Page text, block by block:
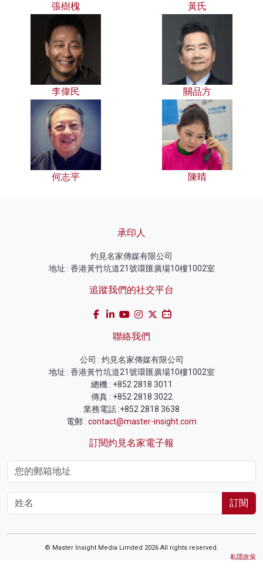
張樹槐 黃氏
李偉民 關品方
何志平 陳晴
承印人
灼見名家傳媒有限公司
地址 : 香港黃竹坑道21號環匯廣場10樓1002室
追蹤我們的社交平台
聯絡我們
公司 : 灼見名家傳媒有限公司
地址 : 香港黃竹坑道21號環匯廣場10樓1002室
總機 : +852 2818 3011
傳真 : +852 2818 3022
業務電話 :+852 2818 3638
電郵 : contact@master-insight.com
訂閱灼見名家電子報
訂閱
© Master Insight Media Limited 2026 All rights reserved.
私隱政策